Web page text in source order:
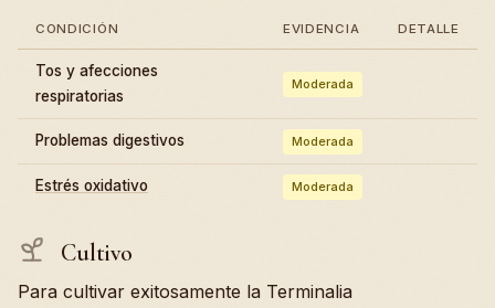
CONDICIÓN EVIDENCIA DETALLE
Tos y afecciones
respiratorias
Moderada
Problemas digestivos Moderada
Estrés oxidativo Moderada
Cultivo
Para cultivar exitosamente la Terminalia